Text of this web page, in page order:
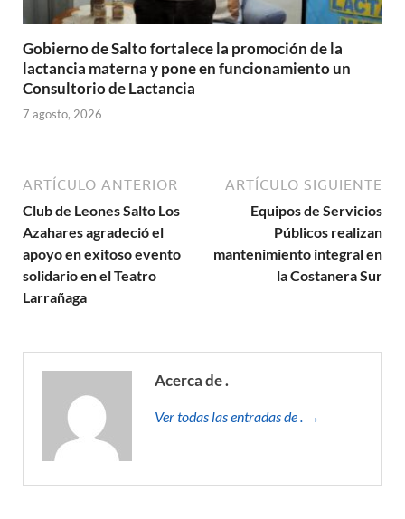
Gobierno de Salto fortalece la promoción de la
lactancia materna y pone en funcionamiento un
Consultorio de Lactancia
7 agosto, 2026
ARTÍCULO ANTERIOR
Club de Leones Salto Los
Azahares agradeció el
apoyo en exitoso evento
solidario en el Teatro
Larrañaga
ARTÍCULO SIGUIENTE
Equipos de Servicios
Públicos realizan
mantenimiento integral en
la Costanera Sur
Acerca de .
Ver todas las entradas de . →